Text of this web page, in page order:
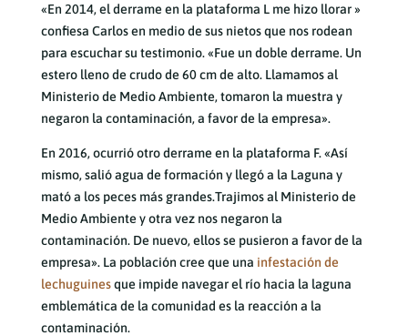
«En 2014, el derrame en la plataforma L me hizo llorar »
confiesa Carlos en medio de sus nietos que nos rodean
para escuchar su testimonio. «Fue un doble derrame. Un
estero lleno de crudo de 60 cm de alto. Llamamos al
Ministerio de Medio Ambiente, tomaron la muestra y
negaron la contaminación, a favor de la empresa».
En 2016, ocurrió otro derrame en la plataforma F. «Así
mismo, salió agua de formación y llegó a la Laguna y
mató a los peces más grandes.Trajimos al Ministerio de
Medio Ambiente y otra vez nos negaron la
contaminación. De nuevo, ellos se pusieron a favor de la
empresa». La población cree que una infestación de
lechuguinesque impide navegar el río hacia la laguna
emblemática de la comunidad es la reacción a la
contaminación.